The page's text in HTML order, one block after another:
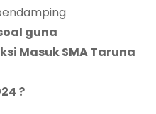
guna
Masuk SMA Taruna
4 ?